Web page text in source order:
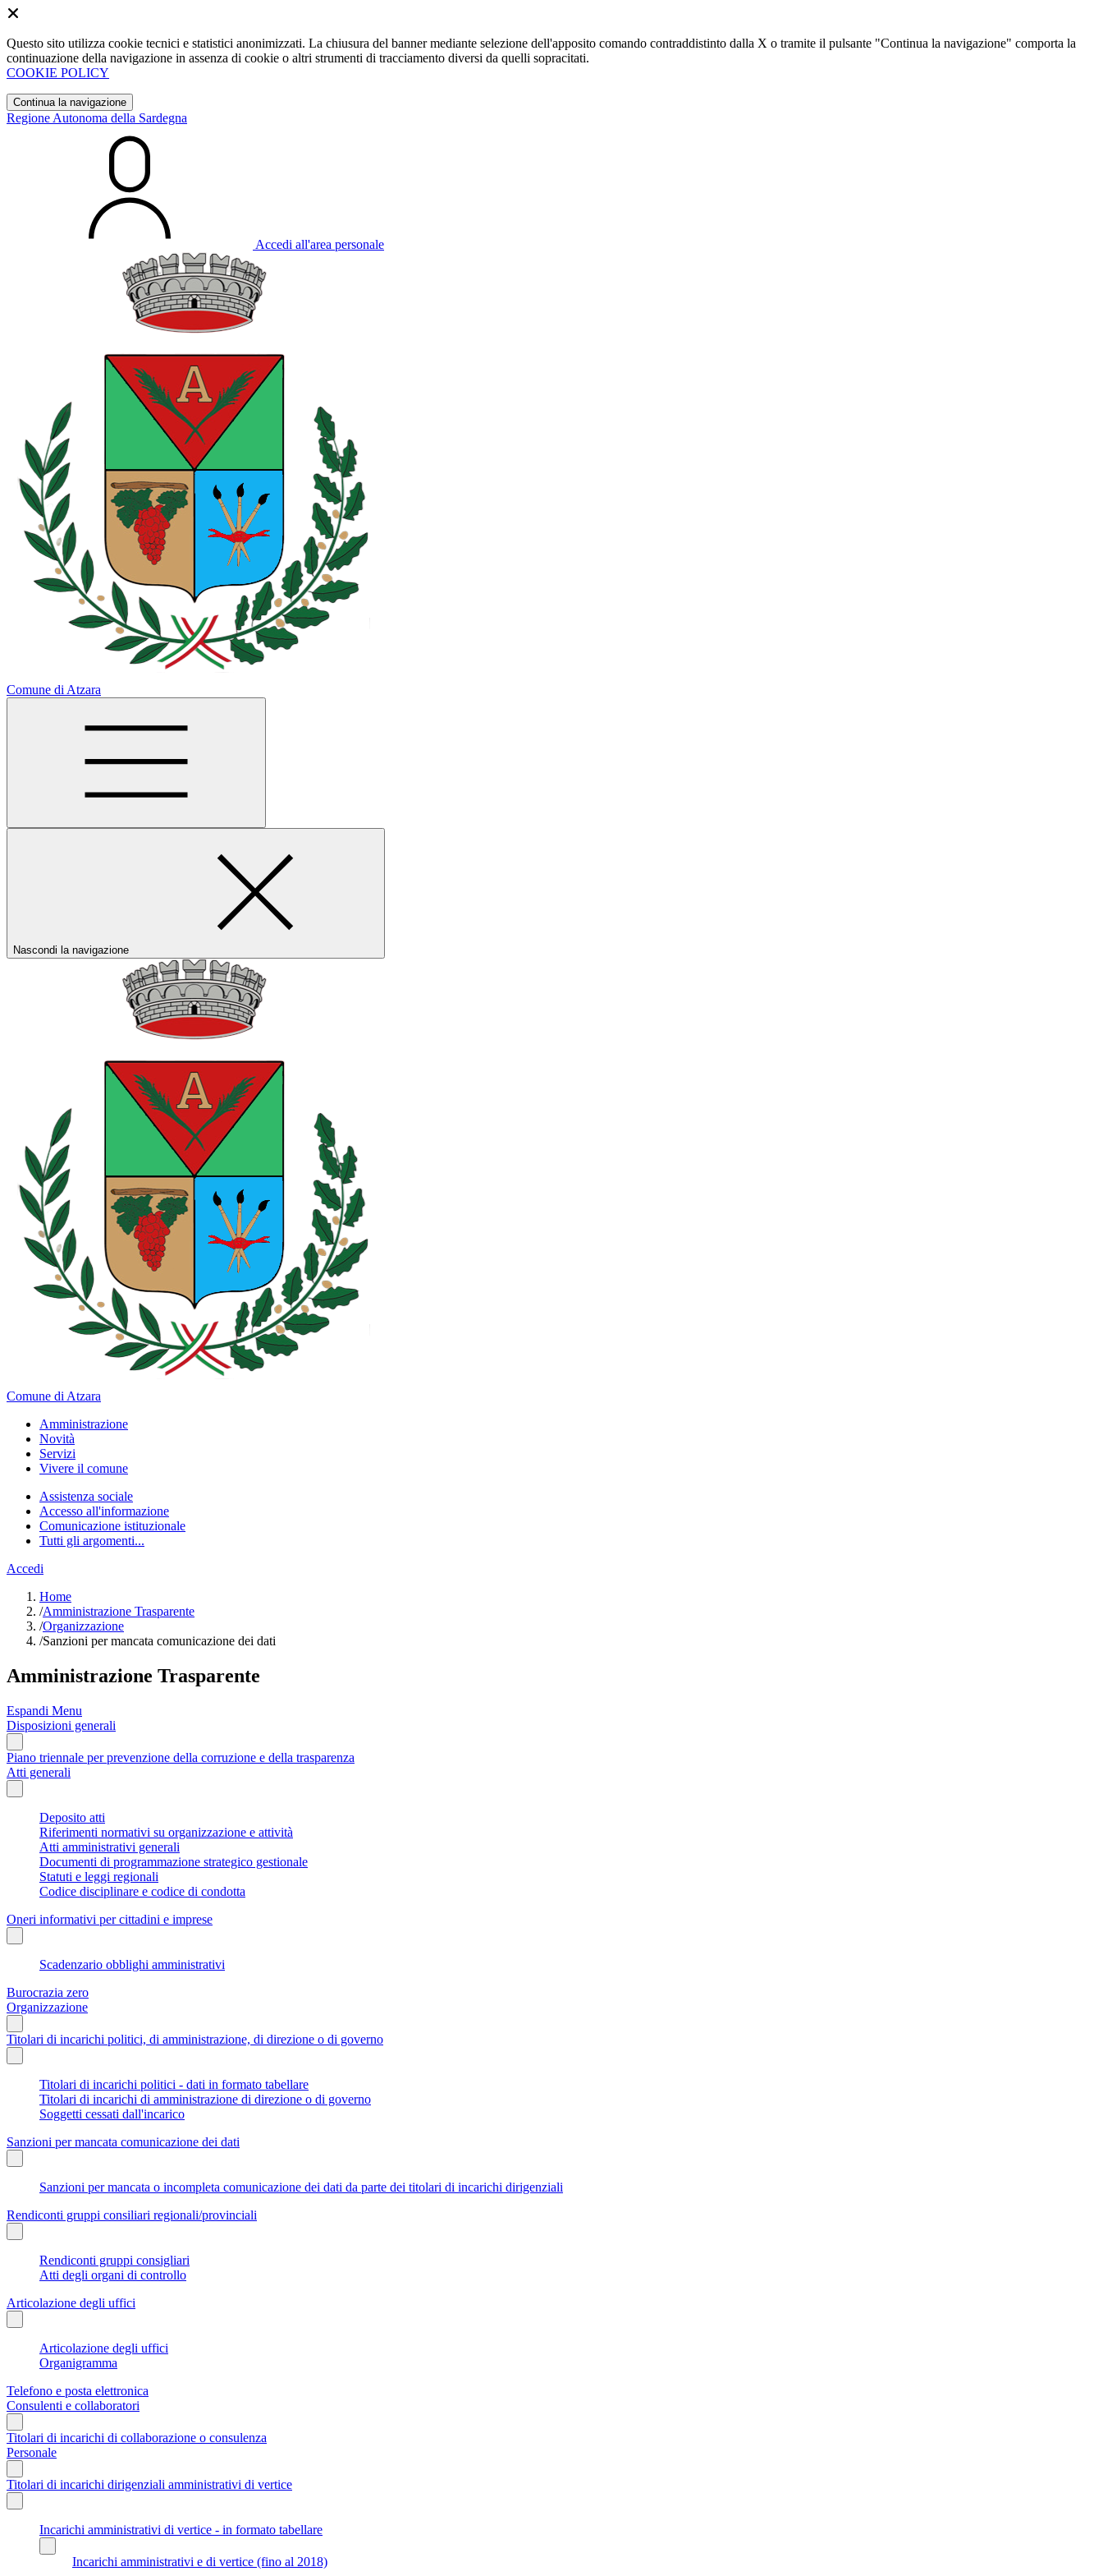
Questo sito utilizza cookie tecnici e statistici anonimizzati. La chiusura del banner mediante selezione dell'apposito comando contraddistinto dalla X o tramite il pulsante "Continua la navigazione" comporta la
continuazione della navigazione in assenza di cookie o altri strumenti di tracciamento diversi da quelli sopracitati.
COOKIE POLICY
Continua la navigazione
Regione Autonoma della Sardegna
Accedi all'area personale
Comune di Atzara
Nascondi la navigazione
Comune di Atzara
Amministrazione
Novità
Servizi
Vivere il comune
Assistenza sociale
Accesso all'informazione
Comunicazione istituzionale
Tutti gli argomenti...
Accedi
Home
/Amministrazione Trasparente
/Organizzazione
/Sanzioni per mancata comunicazione dei dati
Amministrazione Trasparente
Espandi Menu
Disposizioni generali
Piano triennale per prevenzione della corruzione e della trasparenza
Atti generali
Deposito atti
Riferimenti normativi su organizzazione e attività
Atti amministrativi generali
Documenti di programmazione strategico gestionale
Statuti e leggi regionali
Codice disciplinare e codice di condotta
Oneri informativi per cittadini e imprese
Scadenzario obblighi amministrativi
Burocrazia zero
Organizzazione
Titolari di incarichi politici, di amministrazione, di direzione o di governo
Titolari di incarichi politici - dati in formato tabellare
Titolari di incarichi di amministrazione di direzione o di governo
Soggetti cessati dall'incarico
Sanzioni per mancata comunicazione dei dati
Sanzioni per mancata o incompleta comunicazione dei dati da parte dei titolari di incarichi dirigenziali
Rendiconti gruppi consiliari regionali/provinciali
Rendiconti gruppi consigliari
Atti degli organi di controllo
Articolazione degli uffici
Articolazione degli uffici
Organigramma
Telefono e posta elettronica
Consulenti e collaboratori
Titolari di incarichi di collaborazione o consulenza
Personale
Titolari di incarichi dirigenziali amministrativi di vertice
Incarichi amministrativi di vertice - in formato tabellare
Incarichi amministrativi e di vertice (fino al 2018)